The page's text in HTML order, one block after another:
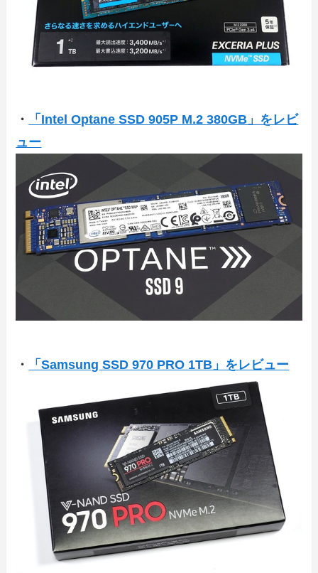
・
「Intel Optane SSD 905P M.2 380GB」をレビ
ュー
・ 「Samsung SSD 970 PRO 1TB」をレビュー